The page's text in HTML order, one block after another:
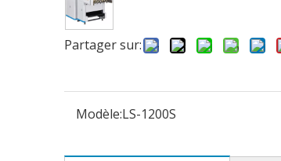
Partager sur:
Modèle:LS-1200S